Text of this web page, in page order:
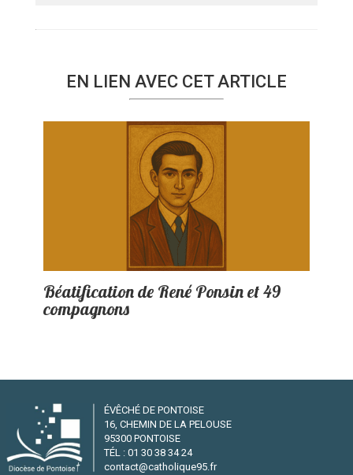
EN LIEN AVEC CET ARTICLE
Béatification de René Ponsin et 49
compagnons
ÉVÊCHÉ DE PONTOISE
16, CHEMIN DE LA PELOUSE
95300 PONTOISE
TÉL : 01 30 38 34 24
contact@catholique95.fr